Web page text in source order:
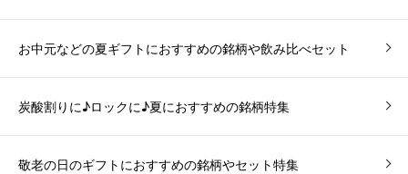
お中元などの夏ギフトにおすすめの銘柄や飲み比べセット
炭酸割りに♪ロックに♪夏におすすめの銘柄特集
敬老の日のギフトにおすすめの銘柄やセット特集